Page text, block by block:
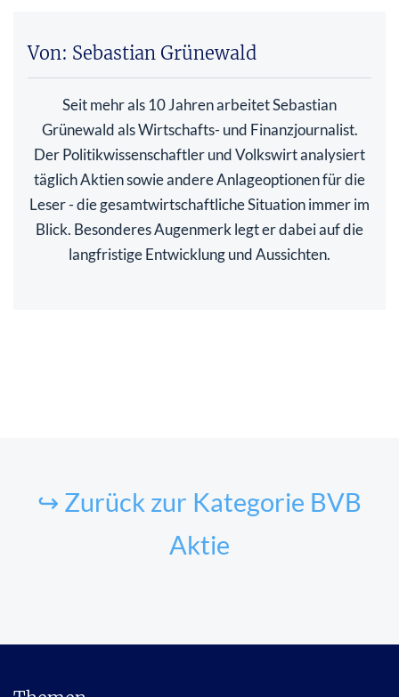
Von: Sebastian Grünewald
Seit mehr als 10 Jahren arbeitet Sebastian
Grünewald als Wirtschafts- und Finanzjournalist.
Der Politikwissenschaftler und Volkswirt analysiert
täglich Aktien sowie andere Anlageoptionen für die
Leser - die gesamtwirtschaftliche Situation immer im
Blick. Besonderes Augenmerk legt er dabei auf die
langfristige Entwicklung und Aussichten.
↪ Zurück zur Kategorie BVB
Aktie